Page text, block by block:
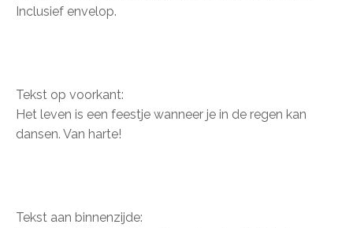
Inclusief envelop.
Tekst op voorkant:
Het leven is een feestje wanneer je in de regen kan
dansen. Van harte!
Tekst aan binnenzijde: